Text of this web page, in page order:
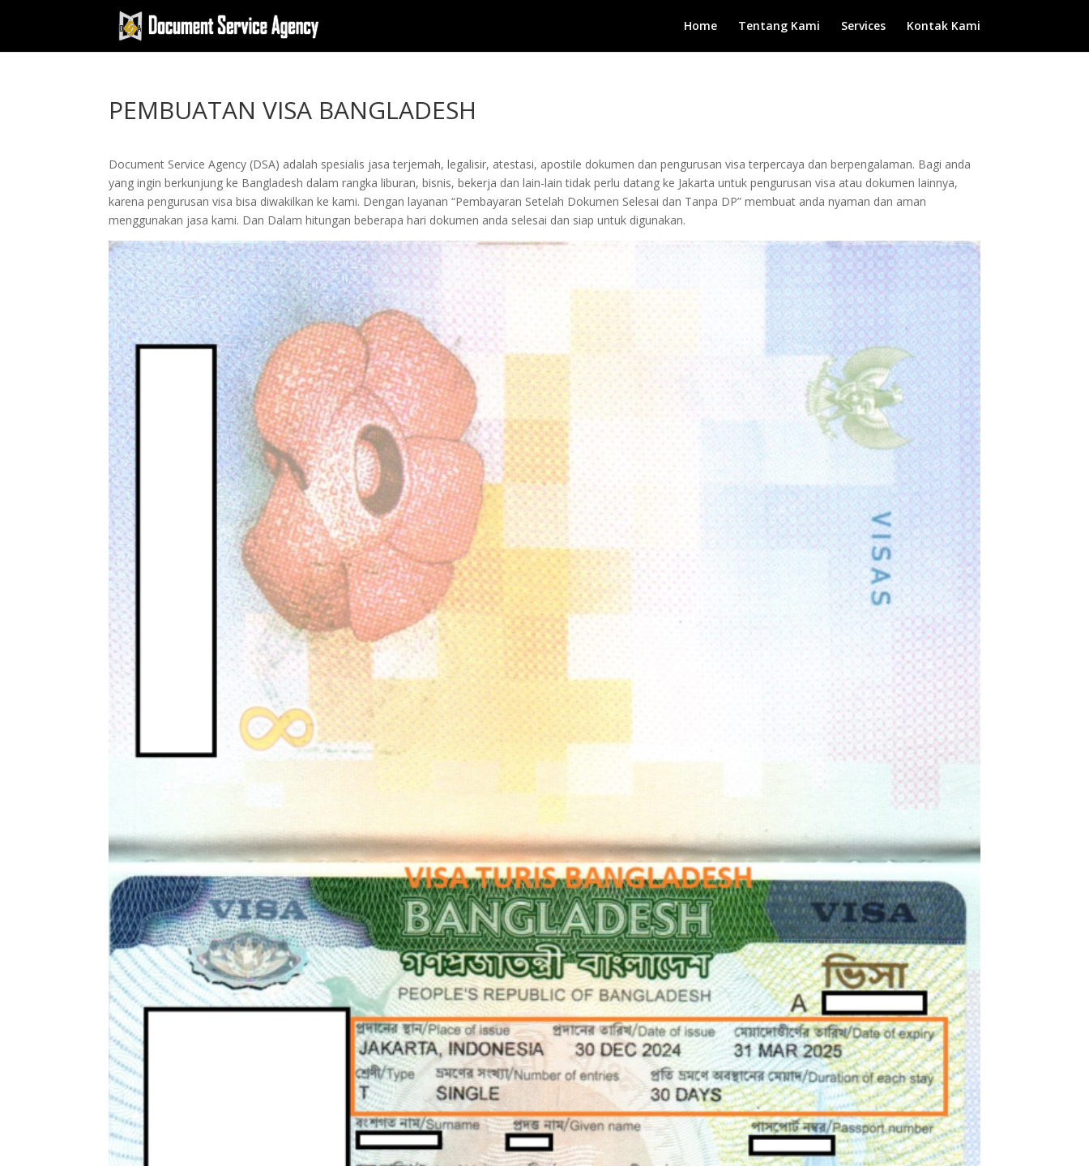
Home Tentang Kami Services Kontak Kami
PEMBUATAN VISA BANGLADESH
Document Service Agency (DSA) adalah spesialis jasa terjemah, legalisir, atestasi, apostile dokumen dan pengurusan visa terpercaya dan berpengalaman. Bagi anda
yang ingin berkunjung ke Bangladesh dalam rangka liburan, bisnis, bekerja dan lain-lain tidak perlu datang ke Jakarta untuk pengurusan visa atau dokumen lainnya,
karena pengurusan visa bisa diwakilkan ke kami. Dengan layanan “Pembayaran Setelah Dokumen Selesai dan Tanpa DP” membuat anda nyaman dan aman
menggunakan jasa kami. Dan Dalam hitungan beberapa hari dokumen anda selesai dan siap untuk digunakan.